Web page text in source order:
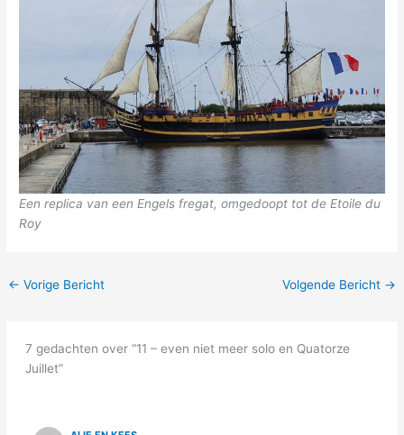
Een replica van een Engels fregat, omgedoopt tot de Etoile du
Roy
← Vorige Bericht Volgende Bericht →
7 gedachten over “11 – even niet meer solo en Quatorze
Juillet”